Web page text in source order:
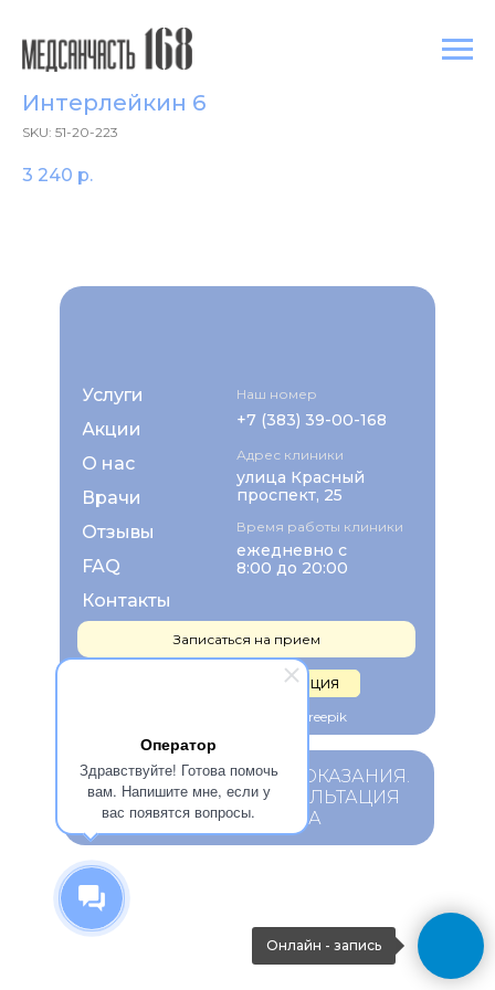
Оператор
Здравствуйте! Готова помочь
вам. Напишите мне, если у
вас появятся вопросы.
Интерлейкин 6
SKU: 51-20-223
3 240 р.
Услуги
Правовая информация
Акции
Врачи
О нас
+7 (383) 39-00-168
Отзывы
FAQ
Контакты
Наш номер
ежедневно с
8:00 до 20:00
Время работы клиники
Адрес клиники
улица Красный
проспект, 25
Записаться на прием
Изображения взяты с Freepik
ИМЕЮТСЯ ПРОТИВОПОКАЗАНИЯ.
НЕОБХОДИМА КОНСУЛЬТАЦИЯ
СПЕЦИАЛИСТА
Онлайн - запись